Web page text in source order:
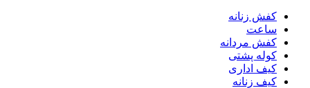
کفش زنانه
ساعت
کفش مردانه
کوله پشتی
کیف اداری
کیف زنانه